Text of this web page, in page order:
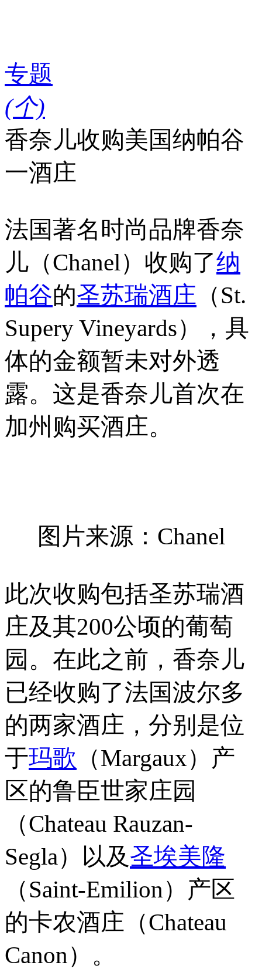
专题
(个)
香奈儿收购美国纳帕谷
一酒庄
法国著名时尚品牌香奈
儿（Chanel）收购了纳
帕谷的圣苏瑞酒庄 （St.
Supery Vineyards），具
体的金额暂未对外透
露。这是香奈儿首次在
加州购买酒庄。
图片来源：Chanel
此次收购包括圣苏瑞酒
庄及其200公顷的葡萄
园。在此之前，香奈儿
已经收购了法国波尔多
的两家酒庄，分别是位
于玛歌 （Margaux）产
区的鲁臣世家庄园
（Chateau Rauzan-
Segla）以及圣埃美隆
（Saint-Emilion）产区
的卡农酒庄（Chateau
Canon）。